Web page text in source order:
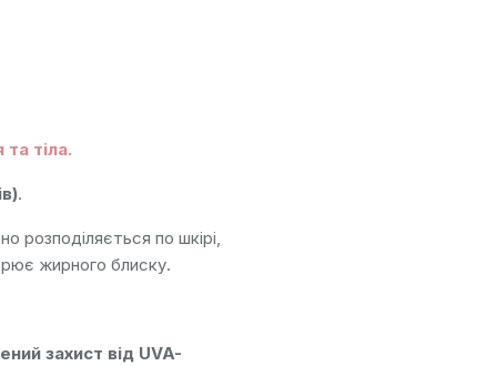
тіла.
.
розподіляється по шкірі,
жирного блиску.
захист від UVA-